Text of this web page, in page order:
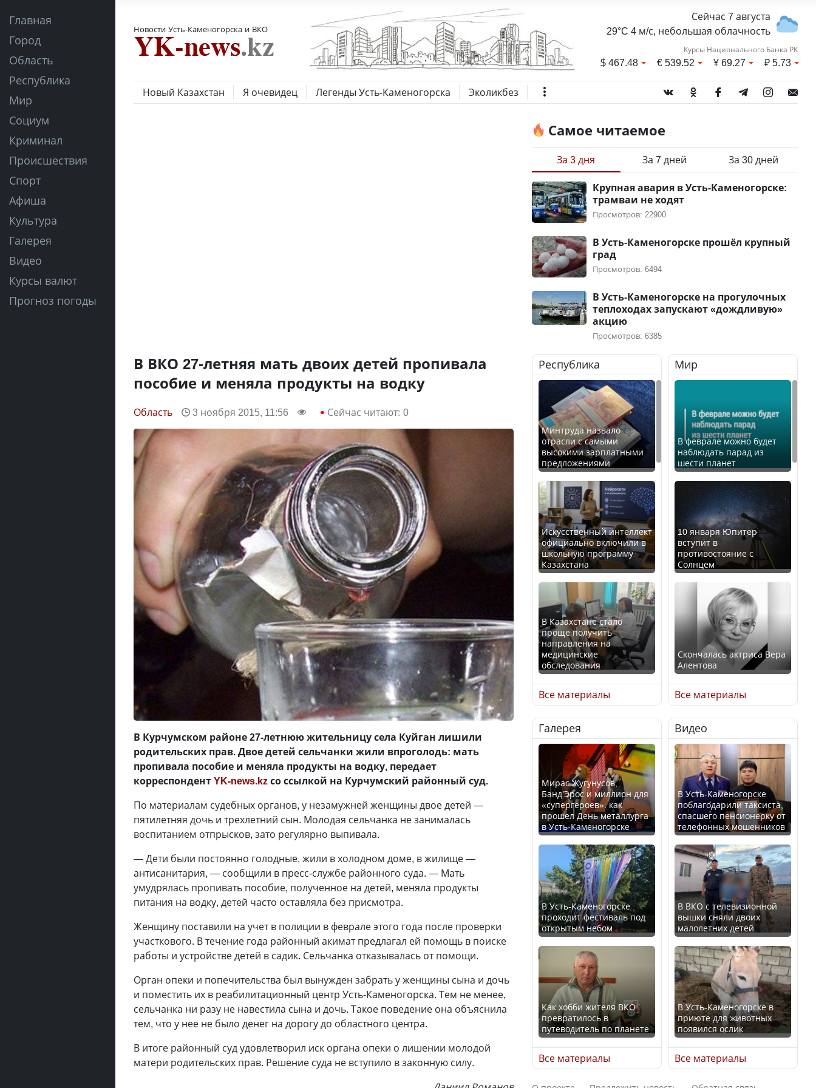
Главная
Город
Область
Республика
Мир
Социум
Криминал
Происшествия
Спорт
Афиша
Культура
Галерея
Видео
Курсы валют
Прогноз погоды
Новости Усть-Каменогорска и ВКО
Сейчас 7 августа
29°C 4 м/с, небольшая облачность
Курсы Национального Банка РК
$467.48 €539.52 ¥69.27 ₽5.73
Новый Казахстан Я очевидец Легенды Усть-Каменогорска Эколикбез
В ВКО 27-летняя мать двоих детей пропивала
пособие и меняла продукты на водку
Область 3 ноября 2015, 11:56 Сейчас читают: 0
В Курчумском районе 27-летнюю жительницу села Куйган лишили
родительских прав. Двое детей сельчанки жили впроголодь: мать
пропивала пособие и меняла продукты на водку, передает
корреспондентYK-news.kzсо ссылкой на Курчумский районный суд.
По материалам судебных органов, у незамужней женщины двое детей —
пятилетняя дочь и трехлетний сын. Молодая сельчанка не занималась
воспитанием отпрысков, зато регулярно выпивала.
— Дети были постоянно голодные, жили в холодном доме, в жилище —
антисанитария, — сообщили в пресс-службе районного суда. — Мать
умудрялась пропивать пособие, полученное на детей, меняла продукты
питания на водку, детей часто оставляла без присмотра.
Женщину поставили на учет в полиции в феврале этого года после проверки
участкового. В течение года районный акимат предлагал ей помощь в поиске
работы и устройстве детей в садик. Сельчанка отказывалась от помощи.
Орган опеки и попечительства был вынужден забрать у женщины сына и дочь
и поместить их в реабилитационный центр Усть-Каменогорска. Тем не менее,
сельчанка ни разу не навестила сына и дочь. Такое поведение она объяснила
тем, что у нее не было денег на дорогу до областного центра.
В итоге районный суд удовлетворил иск органа опеки о лишении молодой
матери родительских прав. Решение суда не вступило в законную силу.
Самое читаемое
За 3 дня За 7 дней За 30 дней
Крупная авария в Усть-Каменогорске:
трамваи не ходят
Просмотров: 22900
В Усть-Каменогорске прошёл крупный
град
Просмотров: 6494
В Усть-Каменогорске на прогулочных
теплоходах запускают «дождливую»
акцию
Просмотров: 6385
Республика
Минтруда назвало
отрасли с самыми
высокими зарплатными
предложениями
Искусственный интеллект
официально включили в
школьную программу
Казахстана
В Казахстане стало
проще получить
направления на
медицинские
обследования
Қазақстан Орталық Азия
елдері арасында әл-ауқат
индексінде көш бастады
Казахстан возглавил
рейтинг благополучия
среди стран Центральной
Азии
Будут ли представлены
интересы регионов в
Курултае?
Ең төменгі жалақы,
алимент, экология: жеті
партия сайлаушылармен
нені талқылап жатыр?
Все материалы
Мир
В феврале можно будет
наблюдать парад из
шести планет
10 января Юпитер
вступит в
противостояние с
Солнцем
Скончалась актриса Вера
Алентова
В РФ вынесен заочный
приговор по уголовному
делу об убийстве Игоря
Талькова
В России введены
дополнительные
ограничения для
казахстанских прав
Трамп официально
вступил в должность
президента США
Луну признали объектом
культурного наследия,
находящегося под
угрозой исчезновения
Все материалы
Галерея
Мирас Жугунусов,
Банд’Эрос и миллион для
«супергероев»: как
прошел День металлурга
в Усть-Каменогорске
В Усть-Каменогорске
проходит фестиваль под
открытым небом
Как хобби жителя ВКО
превратилось в
путеводитель по планете
Все материалы
Видео
В Усть-Каменогорске
поблагодарили таксиста,
спасшего пенсионерку от
телефонных мошенников
В ВКО с телевизионной
вышки сняли двоих
малолетних детей
В Усть-Каменогорске в
приюте для животных
появился ослик
Все материалы